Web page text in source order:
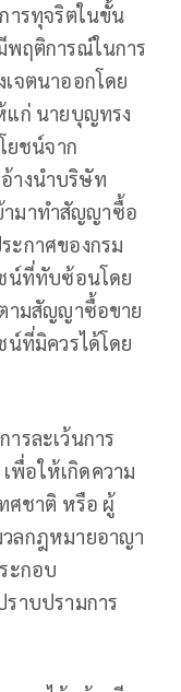
ารทุจริตในขั้น
พฤติการณ์ในการ
จตนาออกโดย
แก่ นายบุญทรง
ยชน์จาก
อ้างนำบริษัท
ามาทำสัญญาซื้อ
ะกาศของกรม
น์ที่ทับซ้อนโดย
ามสัญญาซื้อขาย
น์ที่มิควรได้โดย
ารละเว้นการ
พื่อให้เกิดความ
ศชาติ หรือ ผู้
ลกฎหมายอาญา
ะกอบ
าบปรามการ